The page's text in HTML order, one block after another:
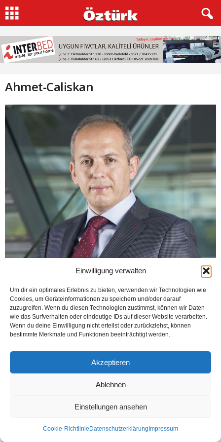
Einwilligung verwalten
Um dir ein optimales Erlebnis zu bieten, verwenden wir Technologien wie
Cookies, um Geräteinformationen zu speichern und/oder darauf
zuzugreifen. Wenn du diesen Technologien zustimmst, können wir Daten
wie das Surfverhalten oder eindeutige IDs auf dieser Website verarbeiten.
Wenn du deine Einwilligung nicht erteilst oder zurückziehst, können
bestimmte Merkmale und Funktionen beeinträchtigt werden.
Akzeptieren
Ablehnen
Einstellungen ansehen
Cookie-Richtlinie Datenschutzerklärung Impressum
Ahmet-Caliskan